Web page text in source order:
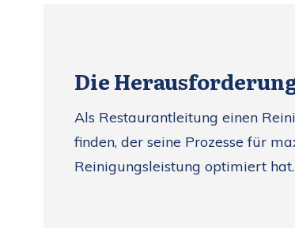
Die
Als Restaurantleitung einen
finden, der seine Prozesse für
Reinigungsleistung optimiert hat.